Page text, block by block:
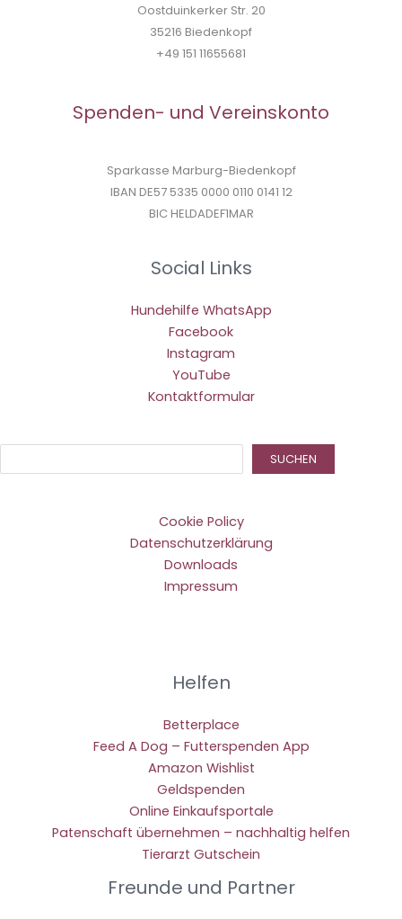
Oostduinkerker Str. 20
35216 Biedenkopf
+49 151 11655681
Spenden- und Vereinskonto
Sparkasse Marburg-Biedenkopf
IBAN DE57 5335 0000 0110 0141 12
BIC HELDADEF1MAR
Social Links
Hundehilfe WhatsApp
Facebook
Instagram
YouTube
Kontaktformular
SUCHEN
Cookie Policy
Datenschutzerklärung
Downloads
Impressum
Helfen
Betterplace
Feed A Dog – Futterspenden App
Amazon Wishlist
Geldspenden
Online Einkaufsportale
Patenschaft übernehmen – nachhaltig helfen
Tierarzt Gutschein
Freunde und Partner